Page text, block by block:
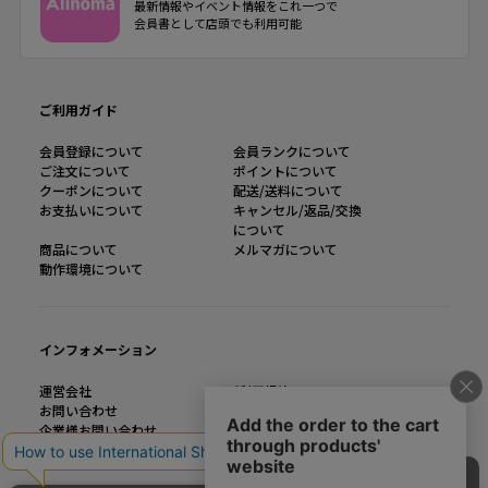
最新情報やイベント情報をこれ一つで
会員書として店頭でも利用可能
ご利用ガイド
会員登録について
会員ランクについて
ご注文について
ポイントについて
クーポンについて
配送/送料について
お支払いについて
キャンセル/返品/交換
について
商品について
メルマガについて
動作環境について
インフォメーション
運営会社
ご利用規約
お問い合わせ
企業様お問い合わせ
個人情報の取り扱い